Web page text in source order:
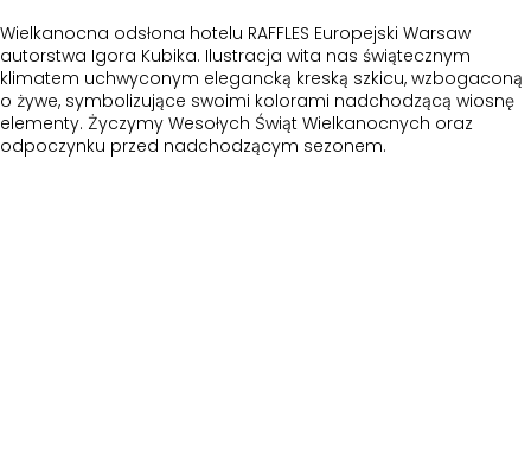
Wielkanocna odsłona hotelu RAFFLES Europejski Warsaw
autorstwa Igora Kubika. Ilustracja wita nas świątecznym
klimatem uchwyconym elegancką kreską szkicu, wzbogaconą
o żywe, symbolizujące swoimi kolorami nadchodzącą wiosnę
elementy. Życzymy Wesołych Świąt Wielkanocnych oraz
odpoczynku przed nadchodzącym sezonem.